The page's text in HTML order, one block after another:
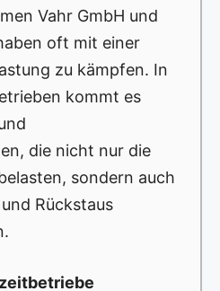
Vahr GmbH und
oft mit einer
zu kämpfen. In
kommt es
die nicht nur die
sondern auch
Rückstaus